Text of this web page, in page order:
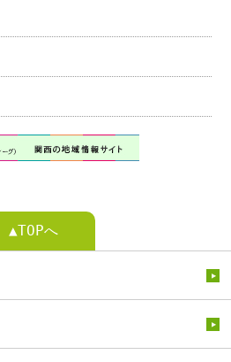
▲TOPへ